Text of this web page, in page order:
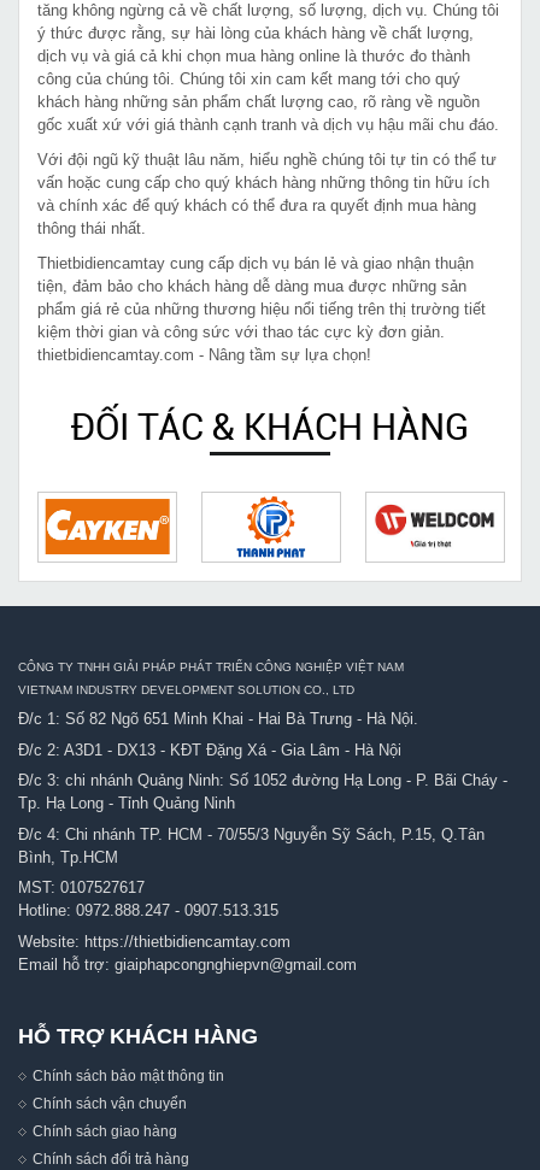
tăng không ngừng cả về chất lượng, số lượng, dịch vụ. Chúng tôi
ý thức được rằng, sự hài lòng của khách hàng về chất lượng,
dịch vụ và giá cả khi chọn mua hàng online là thước đo thành
công của chúng tôi. Chúng tôi xin cam kết mang tới cho quý
khách hàng những sản phẩm chất lượng cao, rõ ràng về nguồn
gốc xuất xứ với giá thành cạnh tranh và dịch vụ hậu mãi chu đáo.
Với đội ngũ kỹ thuật lâu năm, hiểu nghề chúng tôi tự tin có thể tư
vấn hoặc cung cấp cho quý khách hàng những thông tin hữu ích
và chính xác để quý khách có thể đưa ra quyết định mua hàng
thông thái nhất.
Thietbidiencamtay cung cấp dịch vụ bán lẻ và giao nhận thuận
tiện, đảm bảo cho khách hàng dễ dàng mua được những sản
phẩm giá rẻ của những thương hiệu nổi tiếng trên thị trường tiết
kiệm thời gian và công sức với thao tác cực kỳ đơn giản.
thietbidiencamtay.com - Nâng tầm sự lựa chọn!
ĐỐI TÁC & KHÁCH HÀNG
CÔNG TY TNHH GIẢI PHÁP PHÁT TRIỂN CÔNG NGHIỆP VIỆT NAM
VIETNAM INDUSTRY DEVELOPMENT SOLUTION CO., LTD
Đ/c 1: Số 82 Ngõ 651 Minh Khai - Hai Bà Trưng - Hà Nội.
Đ/c 2: A3D1 - DX13 - KĐT Đặng Xá - Gia Lâm - Hà Nội
Đ/c 3: chi nhánh Quảng Ninh: Số 1052 đường Hạ Long - P. Bãi Cháy -
Tp. Hạ Long - Tỉnh Quảng Ninh
Đ/c 4: Chi nhánh TP. HCM - 70/55/3 Nguyễn Sỹ Sách, P.15, Q.Tân
Bình, Tp.HCM
MST: 0107527617
Hotline: 0972.888.247 - 0907.513.315
Website: https://thietbidiencamtay.com
Email hỗ trợ: giaiphapcongnghiepvn@gmail.com
HỖ TRỢ KHÁCH HÀNG
Chính sách bảo mật thông tin
Chính sách vận chuyển
Chính sách giao hàng
Chính sách đổi trả hàng